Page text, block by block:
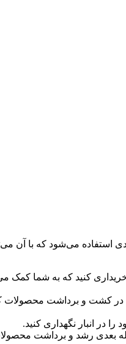
می‌شود که با آن
خریداری کنید که به شما
در کشت و برداشت
در انبار نگهداری کنید.
بعدی رشد و برداشت